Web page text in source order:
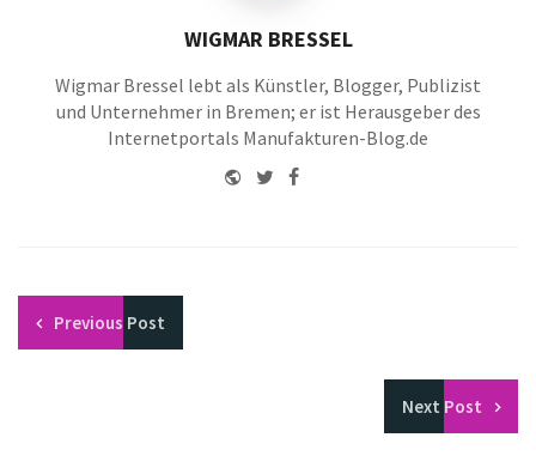
WIGMAR BRESSEL
Wigmar Bressel lebt als Künstler, Blogger, Publizist
und Unternehmer in Bremen; er ist Herausgeber des
Internetportals Manufakturen-Blog.de
WebsiteTwitterFacebook
Previous Post
Next Post